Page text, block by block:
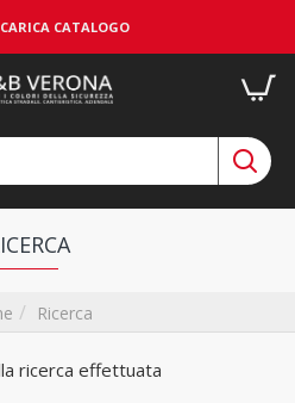
CATALOGO
Ricerca
ricerca effettuata